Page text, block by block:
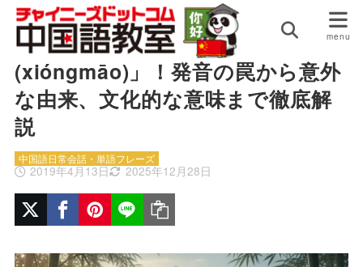
HOME 中国語日常会話・単語フレーズ
パンダは中国語で「熊猫
(xióngmāo)」！発音の罠から意外
な由来、文化的な意味まで徹底解
説
2019年4月13日 2025年12月28日
中国語日常会話・単語フレーズ